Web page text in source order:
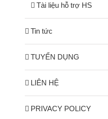
Tài liệu hỗ trợ HS
Tin tức
TUYỂN DỤNG
LIÊN HỆ
PRIVACY POLICY